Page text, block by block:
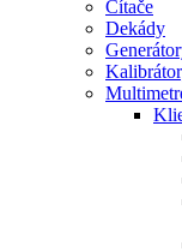
Čítače
Dekády